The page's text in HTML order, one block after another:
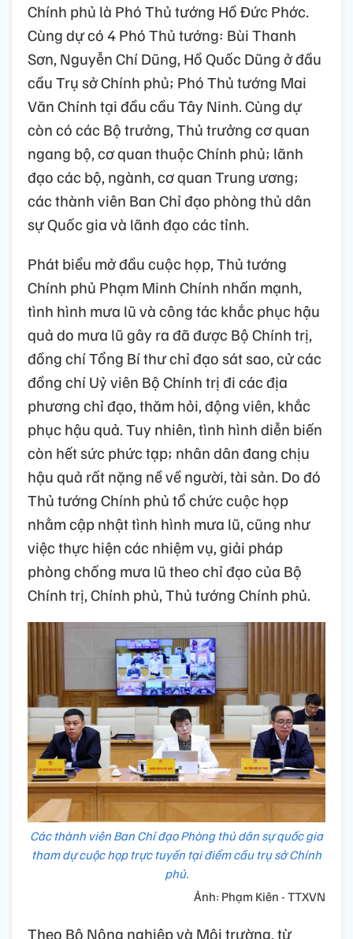
Chính phủ là Phó Thủ tướng Hồ Đức Phớc.
Cùng dự có 4 Phó Thủ tướng: Bùi Thanh
Sơn, Nguyễn Chí Dũng, Hồ Quốc Dũng ở đầu
cầu Trụ sở Chính phủ; Phó Thủ tướng Mai
Văn Chính tại đầu cầu Tây Ninh. Cùng dự
còn có các Bộ trưởng, Thủ trưởng cơ quan
ngang bộ, cơ quan thuộc Chính phủ; lãnh
đạo các bộ, ngành, cơ quan Trung ương;
các thành viên Ban Chỉ đạo phòng thủ dân
sự Quốc gia và lãnh đạo các tỉnh.
Phát biểu mở đầu cuộc họp, Thủ tướng
Chính phủ Phạm Minh Chính nhấn mạnh,
tình hình mưa lũ và công tác khắc phục hậu
quả do mưa lũ gây ra đã được Bộ Chính trị,
đồng chí Tổng Bí thư chỉ đạo sát sao, cử các
đồng chí Uỷ viên Bộ Chính trị đi các địa
phương chỉ đạo, thăm hỏi, động viên, khắc
phục hậu quả. Tuy nhiên, tình hình diễn biến
còn hết sức phức tạp; nhân dân đang chịu
hậu quả rất nặng nề về người, tài sản. Do đó
Thủ tướng Chính phủ tổ chức cuộc họp
nhằm cập nhật tình hình mưa lũ, cũng như
việc thực hiện các nhiệm vụ, giải pháp
phòng chống mưa lũ theo chỉ đạo của Bộ
Chính trị, Chính phủ, Thủ tướng Chính phủ.
Các thành viên Ban Chỉ đạo Phòng thủ dân sự quốc gia
tham dự cuộc họp trực tuyến tại điểm cầu trụ sở Chính
phủ.
Ảnh: Phạm Kiên - TTXVN
Theo Bộ Nông nghiệp và Môi trường, từ